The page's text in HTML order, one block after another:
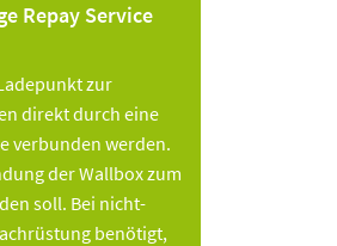
Repay Service
zur
direkt durch eine
verbunden werden.
der Wallbox zum
soll. Bei nicht-
benötigt,